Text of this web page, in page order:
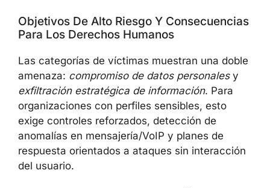
Objetivos De Alto Riesgo Y Consecuencias
Para Los Derechos Humanos
Las categorías de víctimas muestran una doble
amenaza: compromiso de datos personalesy
exfiltración estratégica de información. Para
organizaciones con perfiles sensibles, esto
exige controles reforzados, detección de
anomalías en mensajería/VoIP y planes de
respuesta orientados a ataques sin interacción
del usuario.